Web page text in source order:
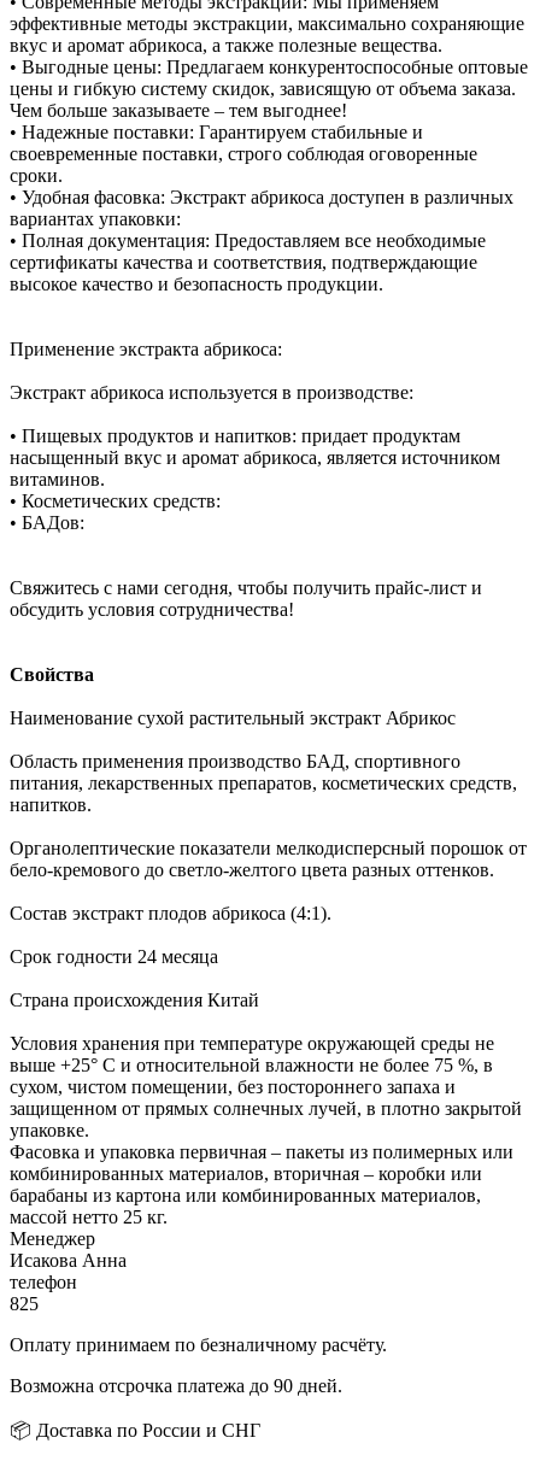
эффективные методы экстракции, максимально сохраняющие
вкус и аромат абрикоса, а также полезные вещества.
• Выгодные цены: Предлагаем конкурентоспособные оптовые
цены и гибкую систему скидок, зависящую от объема заказа.
Чем больше заказываете – тем выгоднее!
• Надежные поставки: Гарантируем стабильные и
своевременные поставки, строго соблюдая оговоренные
сроки.
• Удобная фасовка: Экстракт абрикоса доступен в различных
вариантах упаковки:
• Полная документация: Предоставляем все необходимые
сертификаты качества и соответствия, подтверждающие
высокое качество и безопасность продукции.
Применение экстракта абрикоса:
Экстракт абрикоса используется в производстве:
• Пищевых продуктов и напитков: придает продуктам
насыщенный вкус и аромат абрикоса, является источником
витаминов.
• Косметических средств:
• БАДов:
Свяжитесь с нами сегодня, чтобы получить прайс-лист и
обсудить условия сотрудничества!
Свойства
Наименование сухой растительный экстракт Абрикос
Область применения производство БАД, спортивного
питания, лекарственных препаратов, косметических средств,
напитков.
Органолептические показатели мелкодисперсный порошок от
бело-кремового до светло-желтого цвета разных оттенков.
Состав экстракт плодов абрикоса (4:1).
Срок годности 24 месяца
Страна происхождения Китай
Условия хранения при температуре окружающей среды не
выше +25° С и относительной влажности не более 75 %, в
сухом, чистом помещении, без постороннего запаха и
защищенном от прямых солнечных лучей, в плотно закрытой
упаковке.
Фасовка и упаковка первичная – пакеты из полимерных или
комбинированных материалов, вторичная – коробки или
барабаны из картона или комбинированных материалов,
массой нетто 25 кг.
Менеджер
Исакова Анна
телефон
825
Оплату принимаем по безналичному расчёту.
Возможна отсрочка платежа до 90 дней.
📦 Доставка по России и СНГ